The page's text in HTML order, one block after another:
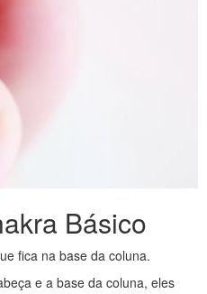
Básico
fica na base da coluna.
e a base da coluna, eles